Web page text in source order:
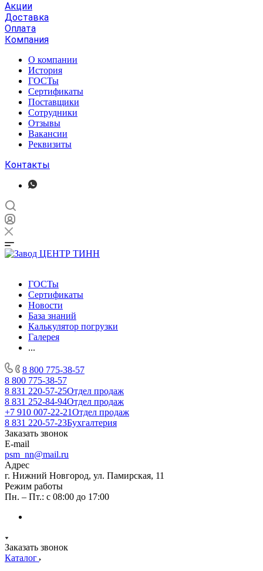
Акции
Доставка
Оплата
Компания
О компании
История
ГОСТы
Сертификаты
Поставщики
Сотрудники
Отзывы
Вакансии
Реквизиты
Контакты
ГОСТы
Сертификаты
Новости
База знаний
Калькулятор погрузки
Галерея
...
8 800 775-38-57
8 800 775-38-57
8 831 220-57-25Отдел продаж
8 831 252-84-94Отдел продаж
+7 910 007-22-21Отдел продаж
8 831 220-57-23Бухгалтерия
Заказать звонок
E-mail
psm_nn@mail.ru
Адрес
г. Нижний Новгород, ул. Памирская, 11
Режим работы
Пн. – Пт.: с 08:00 до 17:00
Заказать звонок
Каталог